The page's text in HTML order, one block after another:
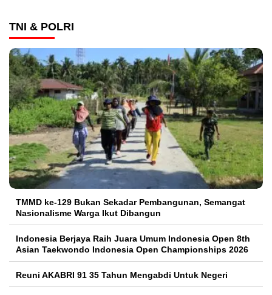
TNI & POLRI
TMMD ke-129 Bukan Sekadar Pembangunan, Semangat
Nasionalisme Warga Ikut Dibangun
Indonesia Berjaya Raih Juara Umum Indonesia Open 8th
Asian Taekwondo Indonesia Open Championships 2026
Reuni AKABRI 91 35 Tahun Mengabdi Untuk Negeri